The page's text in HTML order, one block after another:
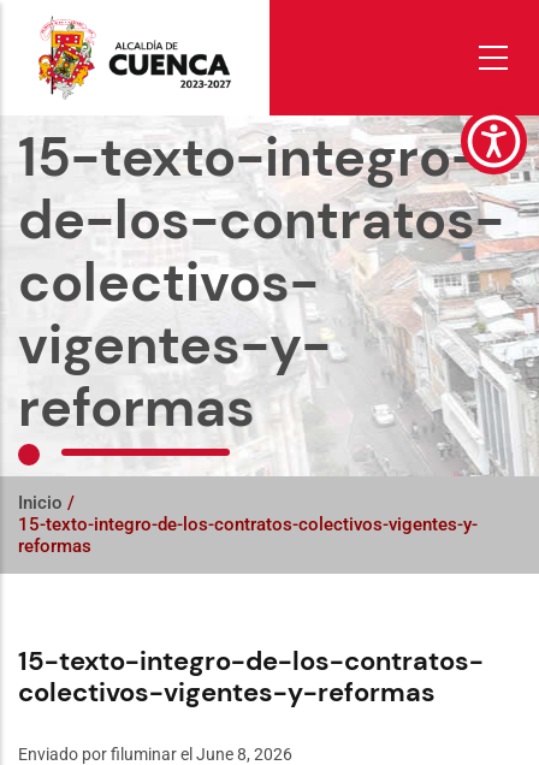
contenido
principal
15-texto-integro-
de-los-contratos-
colectivos-
vigentes-y-
reformas
Inicio /
15-texto-integro-de-los-contratos-colectivos-vigentes-y-
reformas
15-texto-integro-de-los-contratos-
colectivos-vigentes-y-reformas
Enviado porfiluminarel June 8, 2026